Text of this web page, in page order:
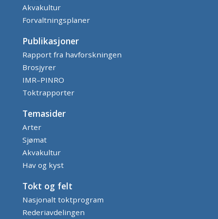
Akvakultur
Forvaltningsplaner
Publikasjoner
Rapport fra havforskningen
Brosjyrer
IMR–PINRO
Toktrapporter
Temasider
Arter
Sjømat
Akvakultur
Hav og kyst
Tokt og felt
Nasjonalt toktprogram
Rederiavdelingen